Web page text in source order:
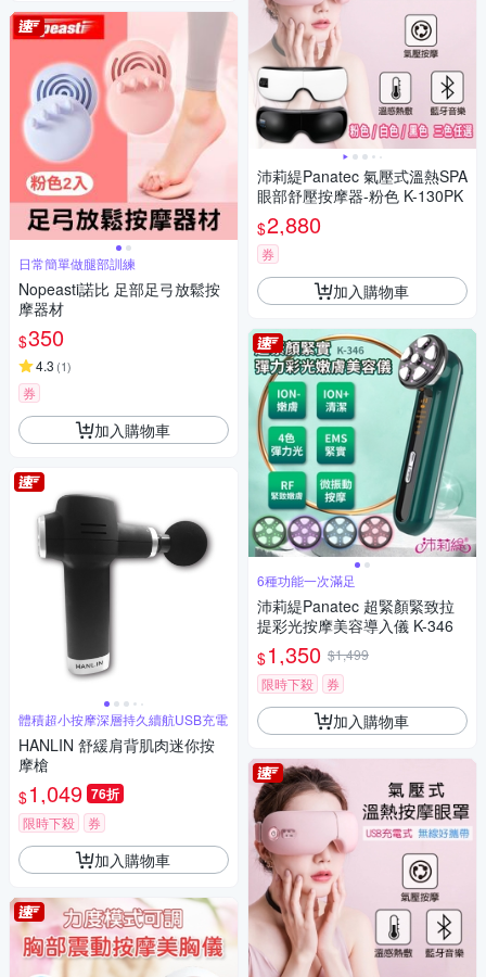
日常簡單做腿部訓練
Nopeasti諾比 足部足弓放鬆按
摩器材
$350
4.3 (1)
券
加入購物車
體積超小按摩深層持久續航USB充電
HANLIN 舒緩肩背肌肉迷你按
摩槍
$1,049 76折
限時下殺 券
加入購物車
沛莉緹Panatec 氣壓式溫熱SPA
眼部舒壓按摩器-粉色 K-130PK
$2,880
券
加入購物車
6種功能一次滿足
沛莉緹Panatec 超緊顏緊致拉
提彩光按摩美容導入儀 K-346
$1,350 $1,499
限時下殺
券
加入購物車